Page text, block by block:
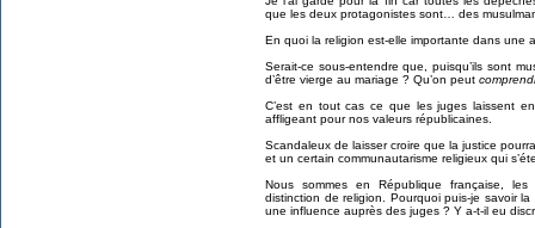
que les deux protagonistes sont… des
En quoi la religion est-elle importante dans une
Serait-ce sous-entendre que, puisqu’ils sont
d’être vierge au mariage ? Qu’on peut
C’est en tout cas ce que les juges laissent
affligeant pour nos valeurs républicaines.
Scandaleux de laisser croire que la justice
et un certain communautarisme religieux qui
Nous sommes en République française,
distinction de religion. Pourquoi puis-je savoir
une influence auprès des juges ? Y a-t-il eu